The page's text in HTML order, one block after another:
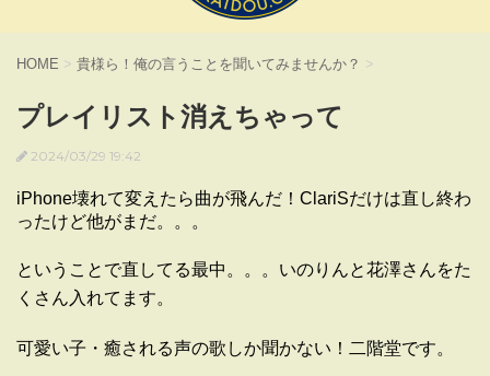
HOME > 貴様ら！俺の言うことを聞いてみませんか？ >
プレイリスト消えちゃって
2024/03/29 19:42
iPhone壊れて変えたら曲が飛んだ！ClariSだけは直し終わ
ったけど他がまだ。。。
ということで直してる最中。。。いのりんと花澤さんをた
くさん入れてます。
可愛い子・癒される声の歌しか聞かない！二階堂です。